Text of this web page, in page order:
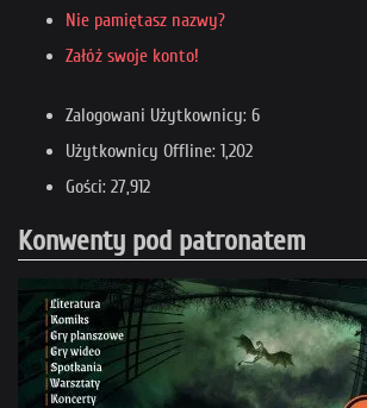
Nie pamiętasz nazwy?
Załóż swoje konto!
Zalogowani Użytkownicy: 6
Użytkownicy Offline: 1,202
Gości: 27,912
Konwenty pod patronatem